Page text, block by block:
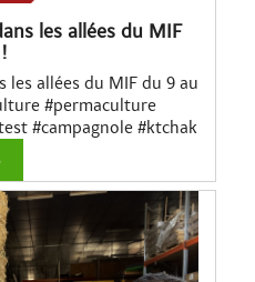
les allées du MIF
les allées du MIF du 9 au
#permaculture
#campagnole #ktchak